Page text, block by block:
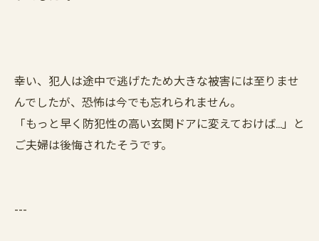
幸い、犯人は途中で逃げたため大きな被害には至りませ
んでしたが、恐怖は今でも忘れられません。
「もっと早く防犯性の高い玄関ドアに変えておけば…」と
ご夫婦は後悔されたそうです。
---